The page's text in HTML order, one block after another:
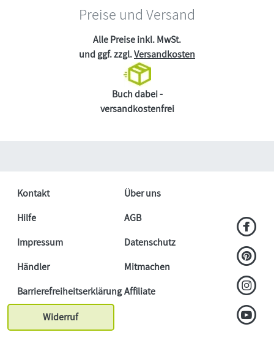
Preise und Versand
Alle Preise inkl. MwSt.
und ggf. zzgl.Versandkosten
Buch dabei -
versandkostenfrei
Kontakt
Über uns
Hilfe
AGB
Impressum
Datenschutz
Händler
Mitmachen
BarrierefreiheitserklärungAffiliate
Widerruf